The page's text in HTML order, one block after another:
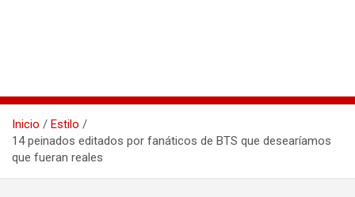
Inicio
Estilo
14 peinados editados por fanáticos de BTS que desearíamos
que fueran reales